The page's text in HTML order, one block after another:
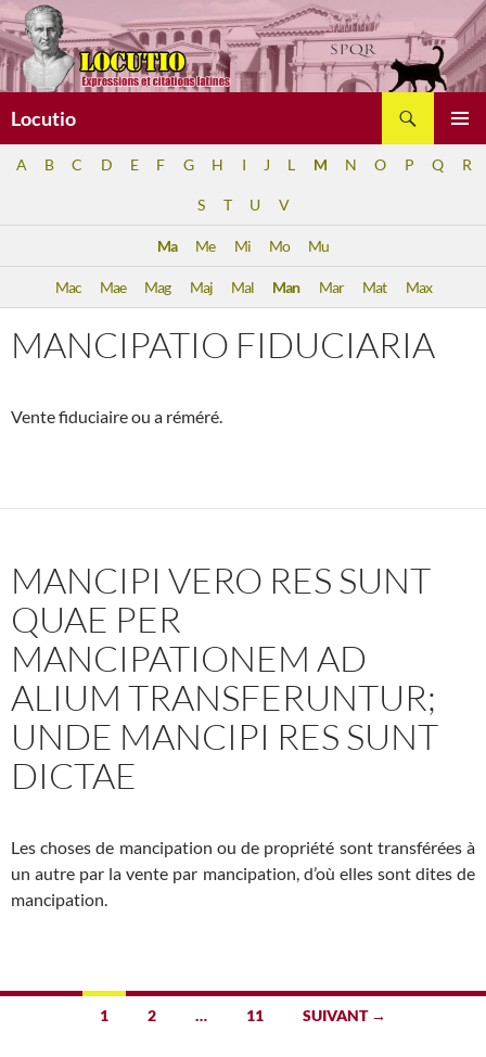
Aller
au
contenu
Locutio
A B C D E F G H I J L M N O P Q R
S T U V
Ma Me Mi Mo Mu
Mac Mae Mag Maj Mal Man Mar Mat Max
MANCIPATIO FIDUCIARIA
Vente fiduciaire ou a réméré.
MANCIPI VERO RES SUNT
QUAE PER
MANCIPATIONEM AD
ALIUM TRANSFERUNTUR;
UNDE MANCIPI RES SUNT
DICTAE
Les choses de mancipation ou de propriété sont transférées à
un autre par la vente par mancipation, d’où elles sont dites de
mancipation.
Navigation
1 2 … 11 SUIVANT →